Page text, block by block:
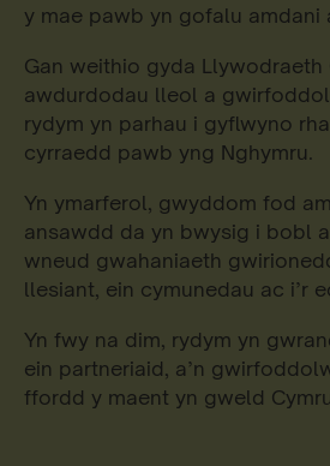
y mae pawb yn gofalu amdani
Gan weithio gyda Llywodraeth
awdurdodau lleol a
rydym yn parhau i gyflwyno
cyrraedd pawb yng Nghymru.
Yn ymarferol, gwyddom fod
ansawdd da yn bwysig i bobl
wneud gwahaniaeth
llesiant, ein cymunedau ac i’r
Yn fwy na dim, rydym yn
ein partneriaid, a’n
ffordd y maent yn gweld